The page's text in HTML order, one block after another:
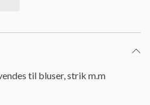
til bluser, strik m.m